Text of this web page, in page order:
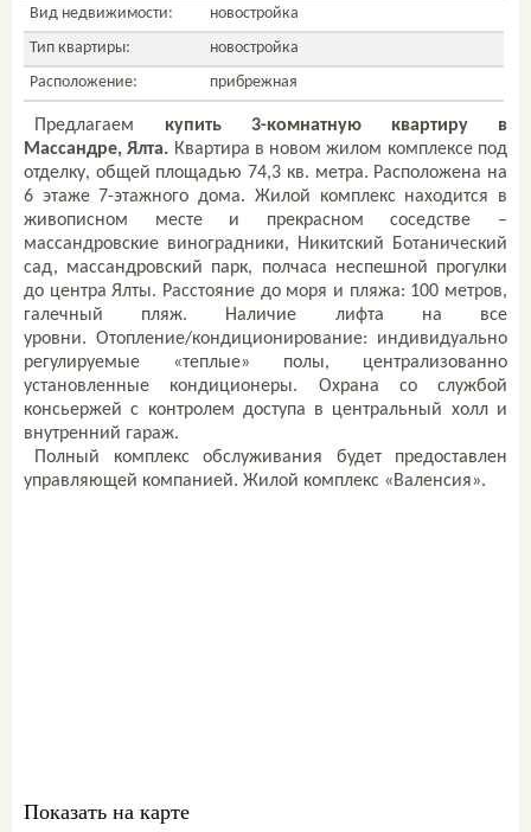
Вид недвижимости:
новостройка
Тип квартиры:
новостройка
Расположение:
прибрежная
Предлагаем купить 3-комнатную квартиру в
Массандре, Ялта. Квартира в новом жилом комплексе под
отделку, общей площадью 74,3 кв. метра. Расположена на
6 этаже 7-этажного дома. Жилой комплекс находится в
живописном месте и прекрасном соседстве –
массандровские виноградники, Никитский Ботанический
сад, массандровский парк, полчаса неспешной прогулки
до центра Ялты. Расстояние до моря и пляжа: 100 метров,
галечный пляж. Наличие лифта на все
уровни. Отопление/кондиционирование: индивидуально
регулируемые «теплые» полы, централизованно
установленные кондиционеры. Охрана со службой
консьержей с контролем доступа в центральный холл и
внутренний гараж.
Полный комплекс обслуживания будет предоставлен
управляющей компанией. Жилой комплекс «Валенсия».
Показать на карте